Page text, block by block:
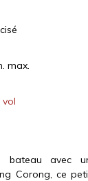
max.
vol
bateau avec
Corong, ce